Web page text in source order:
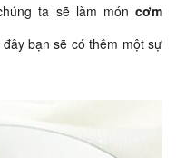
ta sẽ làm món cơm
bạn sẽ có thêm một sự